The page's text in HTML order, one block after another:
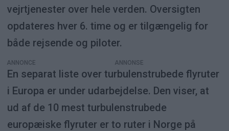
vejrtjenester over hele verden. Oversigten
opdateres hver 6. time og er tilgængelig for
både rejsende og piloter.
ANNONCE
En separat liste over turbulenstrubede flyruter
i Europa er under udarbejdelse. Den viser, at
ud af de 10 mest turbulenstrubede
europæiske flyruter er to ruter i Norge på